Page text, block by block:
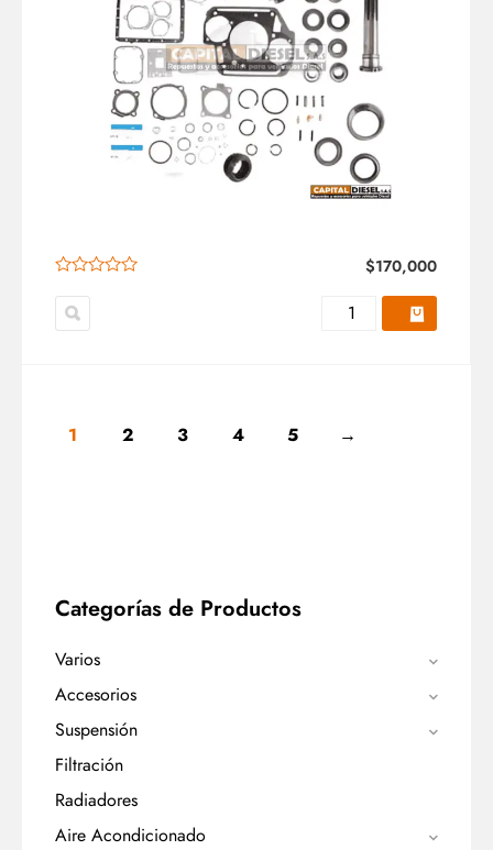
$170,000
1 2 3 4 5 →
Categorías de Productos
Varios
Accesorios
Suspensión
Filtración
Radiadores
Aire Acondicionado